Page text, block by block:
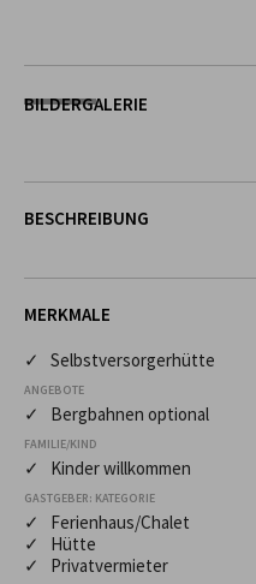
BILDERGALERIE
BESCHREIBUNG
MERKMALE
✓ Selbstversorgerhütte
ANGEBOTE
✓ Bergbahnen optional
FAMILIE/KIND
✓ Kinder willkommen
GASTGEBER: KATEGORIE
✓ Ferienhaus/Chalet
✓ Hütte
✓ Privatvermieter